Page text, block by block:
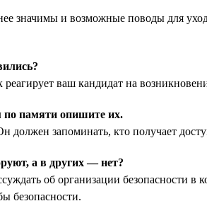
значимы и возможные поводы для
ваш кандидат на
по памяти опишите их.
должен запоминать, кто получает
а в других — нет?
об организации безопасности
безопасности.